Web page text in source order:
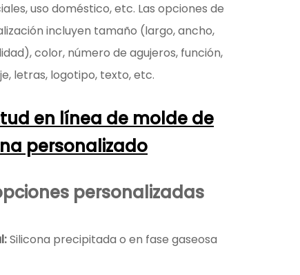
uso doméstico, etc. Las opciones de
incluyen tamaño (largo, ancho,
color, número de agujeros, función,
letras, logotipo, texto, etc.
en línea de molde de
personalizado
personalizadas
Silicona precipitada o en fase gaseosa